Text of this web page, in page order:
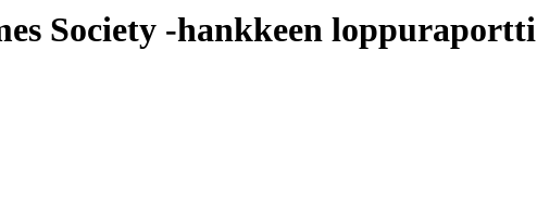
Society -hankkeen loppuraportti